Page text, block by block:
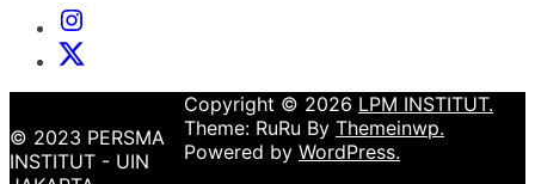
Instagram
Institut
X
© 2023 PERSMA
INSTITUT - UIN
Copyright © 2026 LPM INSTITUT.
Theme: RuRu By Themeinwp.
Powered by WordPress.